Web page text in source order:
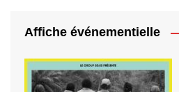
Affiche événementielle